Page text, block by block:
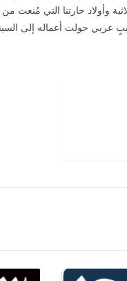
وأولاد حارتنا التي
عربي حولت أعماله إلى